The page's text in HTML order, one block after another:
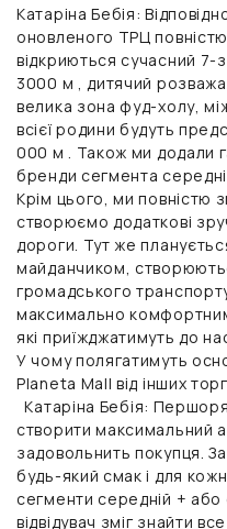
Катаріна Бебія:
оновленого ТРЦ
відкриються сучасний
3000 м , дитячий
велика зона фуд-холу,
всієї родини будуть
000 м . Також ми додали
бренди сегмента
Крім цього, ми повністю
створюємо додаткові
дороги. Тут же
майданчиком,
громадського
максимально комфортним
які приїжджатимуть до
У чому полягатимуть
Planeta Mall від інших
Катаріна Бебія:
створити максимальний
задовольнить покупця.
будь-який смак і для
сегменти середній +
відвідувач зміг знайти